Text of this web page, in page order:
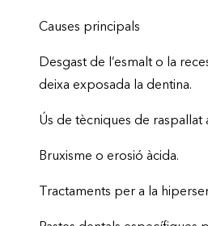
Causes principals
Desgast de l’esmalt o la
deixa exposada la dentina.
Ús de tècniques de raspallat
Bruxisme o erosió àcida.
Tractaments per a la